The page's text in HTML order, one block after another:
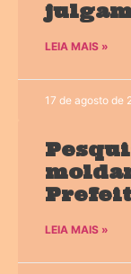
LEIA MAIS »
17 de agosto de
LEIA MAIS »